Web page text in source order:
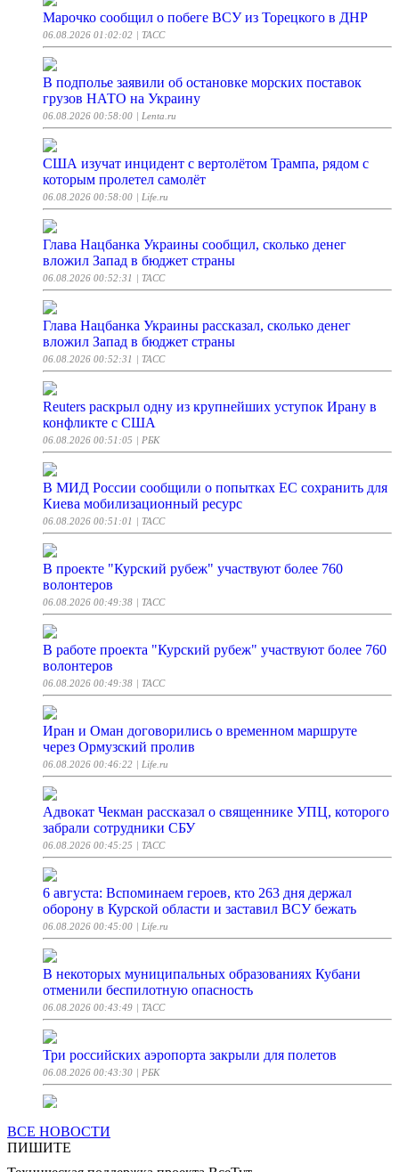
Марочко сообщил о побеге ВСУ из Торецкого в ДНР
06.08.2026 01:02:02 | ТАСС
В подполье заявили об остановке морских поставок
грузов НАТО на Украину
06.08.2026 00:58:00 | Lenta.ru
США изучат инцидент с вертолётом Трампа, рядом с
которым пролетел самолёт
06.08.2026 00:58:00 | Life.ru
Глава Нацбанка Украины сообщил, сколько денег
вложил Запад в бюджет страны
06.08.2026 00:52:31 | ТАСС
Глава Нацбанка Украины рассказал, сколько денег
вложил Запад в бюджет страны
06.08.2026 00:52:31 | ТАСС
Reuters раскрыл одну из крупнейших уступок Ирану в
конфликте с США
06.08.2026 00:51:05 | РБК
В МИД России сообщили о попытках ЕС сохранить для
Киева мобилизационный ресурс
06.08.2026 00:51:01 | ТАСС
В проекте "Курский рубеж" участвуют более 760
волонтеров
06.08.2026 00:49:38 | ТАСС
В работе проекта "Курский рубеж" участвуют более 760
волонтеров
06.08.2026 00:49:38 | ТАСС
Иран и Оман договорились о временном маршруте
через Ормузский пролив
06.08.2026 00:46:22 | Life.ru
Адвокат Чекман рассказал о священнике УПЦ, которого
забрали сотрудники СБУ
06.08.2026 00:45:25 | ТАСС
6 августа: Вспоминаем героев, кто 263 дня держал
оборону в Курской области и заставил ВСУ бежать
06.08.2026 00:45:00 | Life.ru
В некоторых муниципальных образованиях Кубани
отменили беспилотную опасность
06.08.2026 00:43:49 | ТАСС
Три российских аэропорта закрыли для полетов
06.08.2026 00:43:30 | РБК
машинистов кранов и экскаваторщиков
06.08.2026 00:43:27
ВСЕ НОВОСТИ
ПИШИТЕ